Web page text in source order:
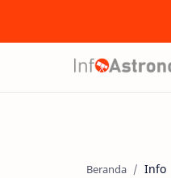
Beranda Info